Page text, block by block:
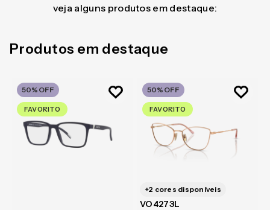
veja alguns produtos em destaque:
Produtos em destaque
50% OFF
FAVORITO
+2 cores disponíveis
50% OFF
FAVORITO
VO4273L